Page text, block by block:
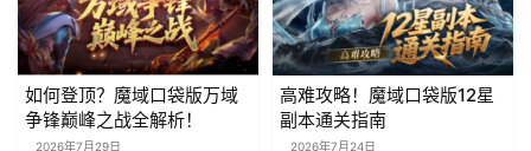
如何登顶？魔域口袋版万域
争锋巅峰之战全解析！
2026年7月29日
高难攻略！魔域口袋版12星
副本通关指南
2026年7月24日